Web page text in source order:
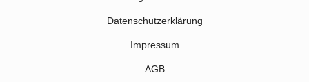
Datenschutzerklärung
Impressum
AGB